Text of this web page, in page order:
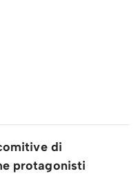
di
protagonisti